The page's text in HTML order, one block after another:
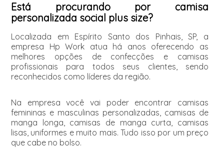
Está procurando por camisa
personalizada social plus size?
Localizada em Espírito Santo dos Pinhais, SP, a
empresa Hp Work atua há anos oferecendo as
melhores opções de confecções e camisas
profissionais para todos seus clientes, sendo
reconhecidos como líderes da região.
Na empresa você vai poder encontrar camisas
femininas e masculinas personalizadas, camisas de
manga longa, camisas de manga curta, camisas
lisas, uniformes e muito mais. Tudo isso por um preço
que cabe no bolso.